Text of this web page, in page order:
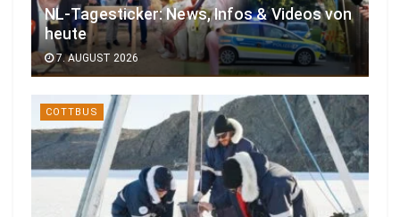
NL-Tagesticker: News, Infos & Videos von
heute
7. AUGUST 2026
COTTBUS